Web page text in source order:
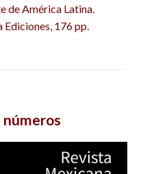
de América Latina.
176 pp.